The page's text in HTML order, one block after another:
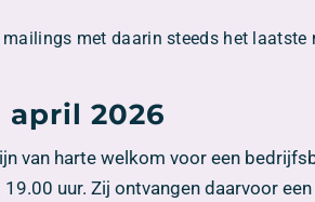
met daarin steeds het laatste
april 2026
van harte welkom voor een
uur. Zij ontvangen daarvoor